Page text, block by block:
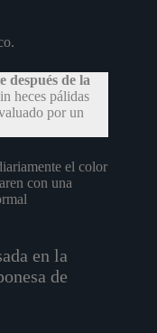
después de la
heces pálidas
por un
el color
con una
en la
de